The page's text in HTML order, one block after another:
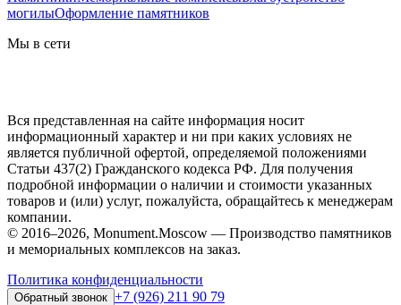
могилыОформление памятников
Мы в сети
Вся представленная на сайте информация носит
информационный характер и ни при каких условиях не
является публичной офертой, определяемой положениями
Статьи 437(2) Гражданского кодекса РФ. Для получения
подробной информации о наличии и стоимости указанных
товаров и (или) услуг, пожалуйста, обращайтесь к менеджерам
компании.
© 2016–2026, Monument.Moscow — Производство памятников
и мемориальных комплексов на заказ.
Политика конфиденциальности
Обратный звонок +7 (926) 211 90 79